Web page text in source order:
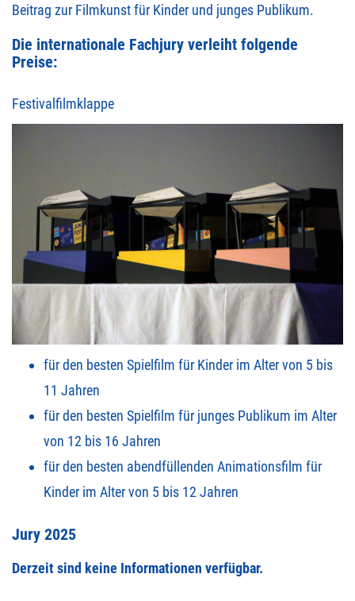
Beitrag zur Filmkunst für Kinder und junges Publikum.
Die internationale Fachjury verleiht folgende
Preise:
Festivalfilmklappe
für den besten Spielfilm für Kinder im Alter von 5 bis
11 Jahren
für den besten Spielfilm für junges Publikum im Alter
von 12 bis 16 Jahren
für den besten abendfüllenden Animationsfilm für
Kinder im Alter von 5 bis 12 Jahren
Jury 2025
Derzeit sind keine Informationen verfügbar.